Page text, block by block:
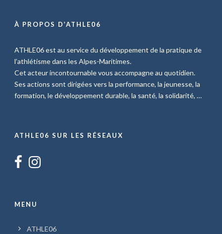
À PROPOS D’ATHLE06
ATHLE06 est au service du développement de la pratique de
l’athlétisme dans les Alpes-Maritimes.
Cet acteur incontournable vous accompagne au quotidien.
Ses actions sont dirigées vers la performance, la jeunesse, la
formation, le développement durable, la santé, la solidarité, …
ATHLE06 SUR LES RÉSEAUX
MENU
ATHLE06